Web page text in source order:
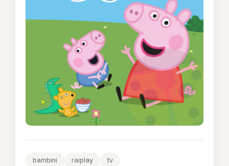
bambini raiplay tv